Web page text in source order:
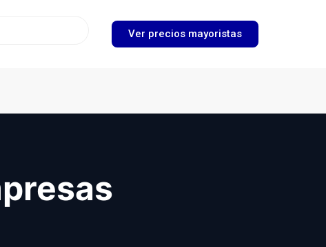
Ver precios mayoristas